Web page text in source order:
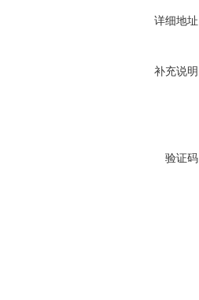
详细地
补充说
验证